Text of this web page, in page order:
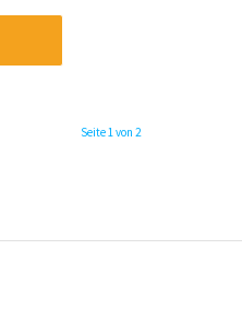
Seite 1 von 2